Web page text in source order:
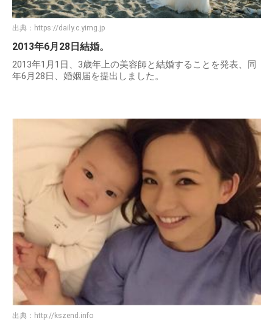
出典： https://daily.c.yimg.jp
2013年6月28日結婚。
2013年1月1日、3歳年上の美容師と結婚することを発表、同
年6月28日、婚姻届を提出しました。
出典： http://kszend.info